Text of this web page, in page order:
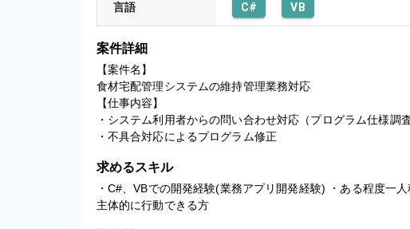
言語 C# VB
案件詳細
【案件名】
食材宅配管理システムの維持管理業務対応
【仕事内容】
・システム利用者からの問い合わせ対応（プログラム仕様調
・不具合対応によるプログラム修正
求めるスキル
・C#、VBでの開発経験(業務アプリ開発経験) ・ある程度一
主体的に行動できる方